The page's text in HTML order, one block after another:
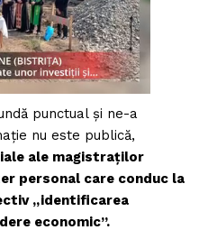
punctual și ne-a
nu este publică,
ale magistraților
personal care conduc la
„identificarea
economic”.